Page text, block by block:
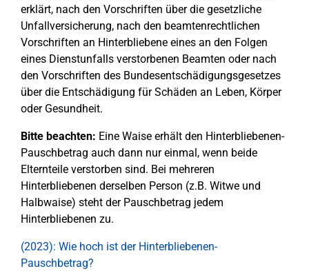
erklärt, nach den Vorschriften über die gesetzliche
Unfallversicherung, nach den beamtenrechtlichen
Vorschriften an Hinterbliebene eines an den Folgen
eines Dienstunfalls verstorbenen Beamten oder nach
den Vorschriften des Bundesentschädigungsgesetzes
über die Entschädigung für Schäden an Leben, Körper
oder Gesundheit.
Bitte beachten: Eine Waise erhält den Hinterbliebenen-
Pauschbetrag auch dann nur einmal, wenn beide
Elternteile verstorben sind. Bei mehreren
Hinterbliebenen derselben Person (z.B. Witwe und
Halbwaise) steht der Pauschbetrag jedem
Hinterbliebenen zu.
(2023): Wie hoch ist der Hinterbliebenen-
Pauschbetrag?